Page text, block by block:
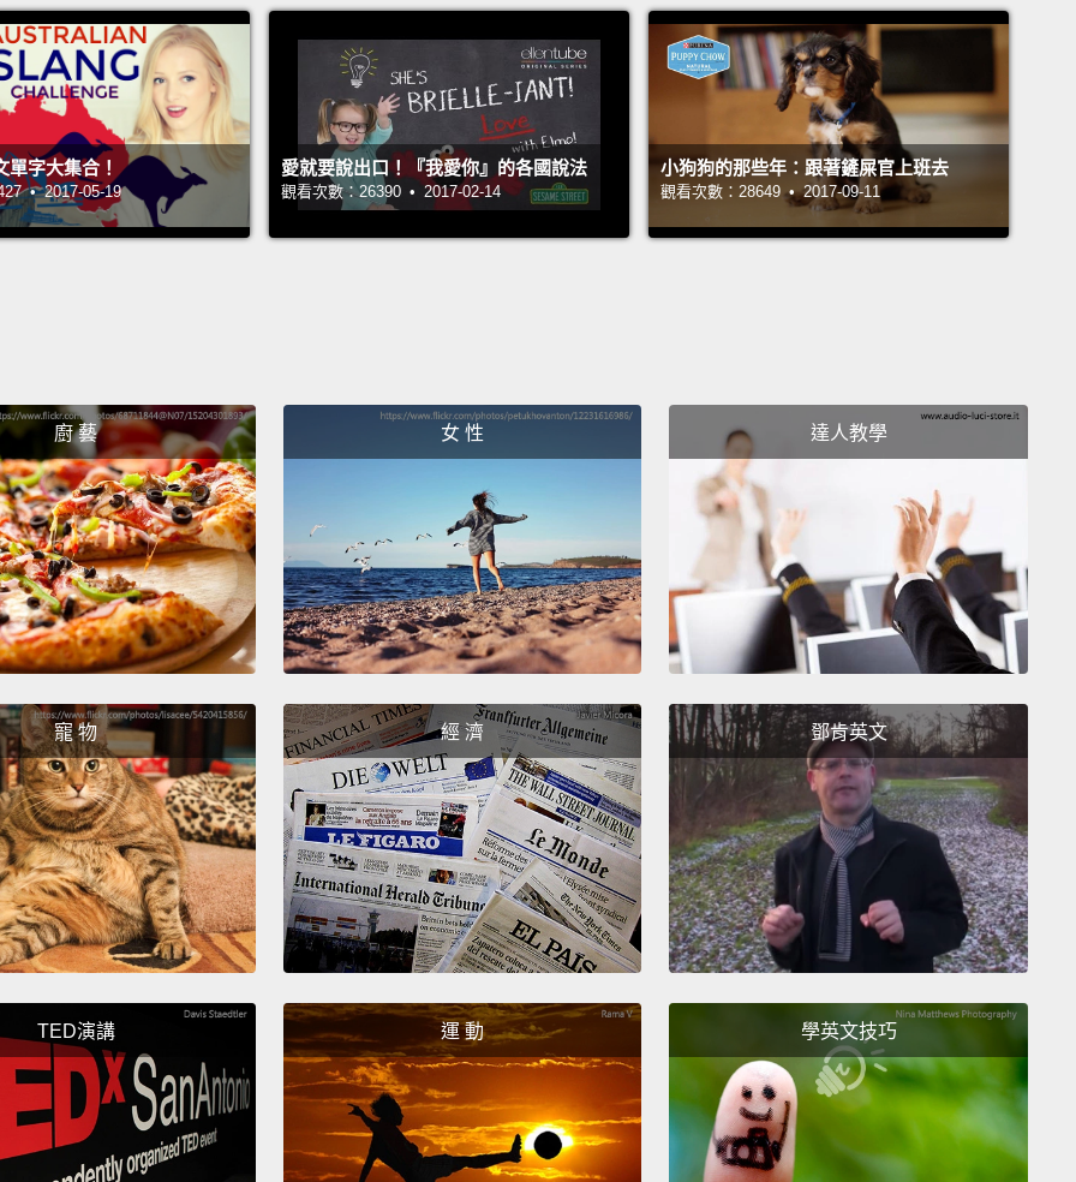
(German)
（德語）
(Arabic)
（斯瓦希里語）
（泰語）
(ASL)
（美式手語）
(Portuguese)
（葡萄牙語）
(Greek)
（希臘語）
(Korean)
（韓語）
(Spanish)
（西班牙語）
(Hindi)
（印度語）
(Tigrinya)
單字大集合！
• 2017-05-19
愛就要說出口！『我愛你』的各國說法
觀看次數：26390 • 2017-02-14
小狗狗的那些年：跟著鏟屎官上班去
觀看次數：28649 • 2017-09-11
廚 藝 女 性 達人教學
寵 物 經 濟 鄧肯英文
TED演講 運 動 學英文技巧